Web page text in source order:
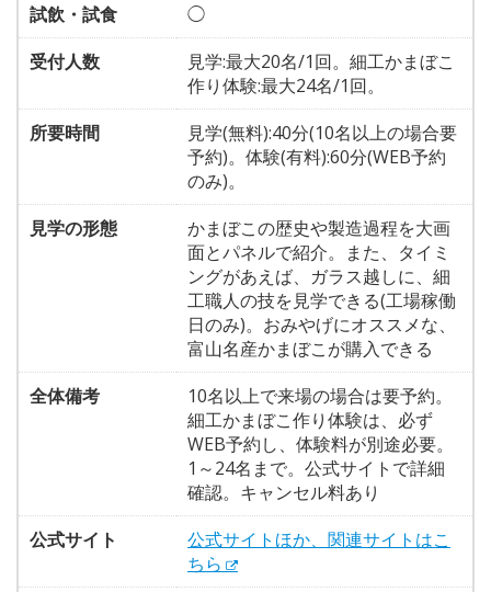
試飲・試食
◯
受付人数
見学:最大20名/1回。細工かまぼこ
作り体験:最大24名/1回。
所要時間
見学(無料):40分(10名以上の場合要
予約)。体験(有料):60分(WEB予約
のみ)。
見学の形態
かまぼこの歴史や製造過程を大画
面とパネルで紹介。また、タイミ
ングがあえば、ガラス越しに、細
工職人の技を見学できる(工場稼働
日のみ)。おみやげにオススメな、
富山名産かまぼこが購入できる
全体備考
10名以上で来場の場合は要予約。
細工かまぼこ作り体験は、必ず
WEB予約し、体験料が別途必要。
1～24名まで。公式サイトで詳細
確認。キャンセル料あり
公式サイト
公式サイトほか、関連サイトはこ
ちら